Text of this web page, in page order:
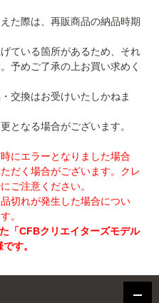
た際は、再販商品の納品時期
ている箇所があるため、それ
予めご了承の上お買い求めく
交換はお受けいたしかねま
となる場合がございます。
にエラーとなりました場合
だく場合がございます。クレ
ご注意ください。
切れが発生した場合につい
。
「CFBクリエイターズモデル
す。